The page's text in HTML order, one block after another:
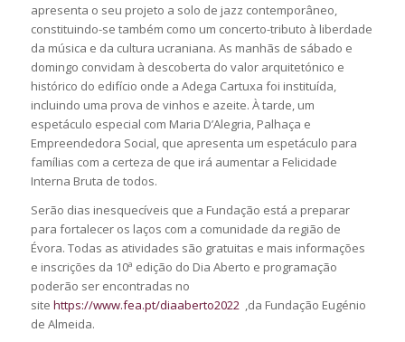
apresenta o seu projeto a solo de jazz contemporâneo,
constituindo-se também como um concerto-tributo à liberdade
da música e da cultura ucraniana. As manhãs de sábado e
domingo convidam à descoberta do valor arquitetónico e
histórico do edifício onde a Adega Cartuxa foi instituída,
incluindo uma prova de vinhos e azeite. À tarde, um
espetáculo especial com Maria D’Alegria, Palhaça e
Empreendedora Social, que apresenta um espetáculo para
famílias com a certeza de que irá aumentar a Felicidade
Interna Bruta de todos.
Serão dias inesquecíveis que a Fundação está a preparar
para fortalecer os laços com a comunidade da região de
Évora. Todas as atividades são gratuitas e mais informações
e inscrições da 10ª edição do Dia Aberto e programação
poderão ser encontradas no
site https://www.fea.pt/diaaberto2022,da Fundação Eugénio
de Almeida.